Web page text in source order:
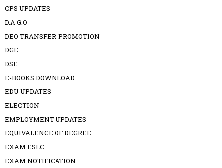
CPS UPDATES
D.A G.O
DEO TRANSFER-PROMOTION
DGE
DSE
E-BOOKS DOWNLOAD
EDU UPDATES
ELECTION
EMPLOYMENT UPDATES
EQUIVALENCE OF DEGREE
EXAM ESLC
EXAM NOTIFICATION